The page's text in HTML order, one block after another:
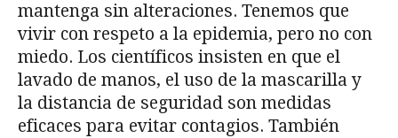
mantenga sin alteraciones. Tenemos que
vivir con respeto a la epidemia, pero no con
miedo. Los científicos insisten en que el
lavado de manos, el uso de la mascarilla y
la distancia de seguridad son medidas
eficaces para evitar contagios. También